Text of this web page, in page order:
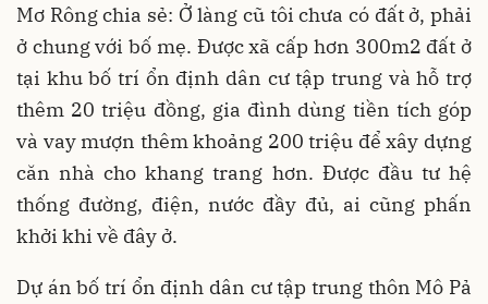
Mơ Rông chia sẻ: Ở làng cũ tôi chưa có đất ở, phải
ở chung với bố mẹ. Được xã cấp hơn 300m2 đất ở
tại khu bố trí ổn định dân cư tập trung và hỗ trợ
thêm 20 triệu đồng, gia đình dùng tiền tích góp
và vay mượn thêm khoảng 200 triệu để xây dựng
căn nhà cho khang trang hơn. Được đầu tư hệ
thống đường, điện, nước đầy đủ, ai cũng phấn
khởi khi về đây ở.
Dự án bố trí ổn định dân cư tập trung thôn Mô Pả